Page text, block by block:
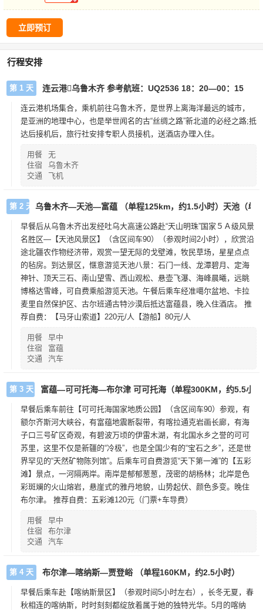
立即预订
行程安排
第 1 天 连云港乌鲁木齐 参考航班：UQ2536 18：20—00：15
连云港机场集合，乘机前往乌鲁木齐，是世界上离海洋最远的城市，
是亚洲的地理中心，也是举世闻名的古“丝绸之路”新北道的必经之路;抵
达后接机后，旅行社安排专职人员接机，送酒店办理入住。
用餐
无
住宿
乌鲁木齐
交通
飞机
第 2 天 乌鲁木齐—天池—富蕴 （单程125km，约1.5小时）天池（单
早餐后从乌鲁木齐出发经吐乌大高速公路赴“天山明珠”国家５Ａ级风景
名胜区—【天池风景区】（含区间车90）（参观时间2小时），欣赏沿
途北疆农作物经济带，观赏一望无际的戈壁滩，牧民草场，星星点点
的毡房。到达景区，惬意游览天池八景：石门一线、龙潭碧月、定海
神针、顶天三石、南山望雪、西山观松、悬壶飞瀑、海峰晨曦，远眺
博格达雪峰，可自费乘船游览天池。午餐后乘车经准噶尔盆地、卡拉
麦里自然保护区、古尔班通古特沙漠后抵达富蕴县，晚入住酒店。 推
荐自费：【马牙山索道】220元/人【游船】80元/人
用餐
早中
住宿
富蕴
交通
汽车
第 3 天 富蕴—可可托海—布尔津 可可托海（单程300KM，约5.5小
早餐后乘车前往【可可托海国家地质公园】（含区间车90）参观，有
额尔齐斯河大峡谷，有富蕴地震断裂带，有喀拉通克岩画长廊，有海
子口三号矿区奇观，有碧波万顷的伊雷木湖，有北国水乡之誉的可可
苏里，这里不仅是新疆的“冷极”，也是全国少有的“宝石之乡”，还是世
界罕见的“天然矿物陈列馆”。后乘车可自费游览“天下第一滩”的【五彩
滩】景点，一河隔两岸。南岸是郁郁葱葱，茂密的胡杨林；北岸是色
彩斑斓的火山熔岩，悬崖式的雅丹地貌，山势起伏、颜色多变。晚住
布尔津。 推荐自费：五彩滩120元（门票+车导费）
用餐
早中
住宿
布尔津
交通
汽车
第 4 天 布尔津—喀纳斯—贾登峪 （单程160KM，约2.5小时）
早餐后乘车赴【喀纳斯景区】（参观时间5小时左右），长冬无夏，春
秋相连的喀纳斯，时时刻刻都绽放着属于她的独特光华。5月的喀纳